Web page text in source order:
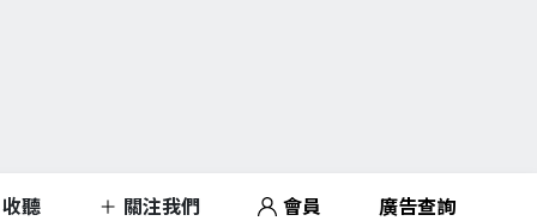
收聽 關注我們 會員 廣告查詢